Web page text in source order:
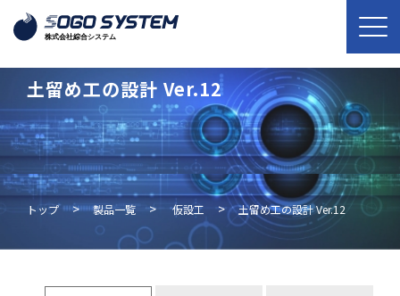
土留め工の設計 Ver.12
トップ > 製品一覧 > 仮設工 > 土留め工の設計 Ver.12
土留め工の設計 Ver.12